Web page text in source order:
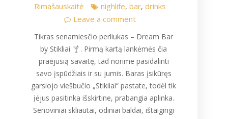
Rimašauskaitė
nighlife, bar, drinks
Leave a comment
Tikras senamiesčio perliukas – Dream Bar
by Stikliai
. Pirmą kartą lankėmės čia
praėjusią savaitę, tad norime pasidalinti
savo įspūdžiais ir su jumis. Baras įsikūręs
garsiojo viešbučio „Stikliai“ pastate, todėl tik
įėjus pasitinka išskirtine, prabangia aplinka.
Senoviniai skliautai, odiniai baldai, ištaigingi